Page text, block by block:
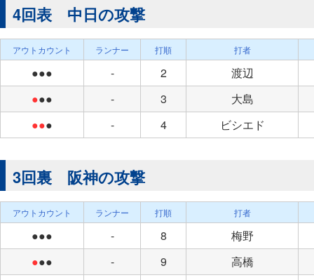
4回表 中日の攻撃
アウトカウント ランナー 打順 打者
●●● - 2
渡辺
●●● - 3
大島
●●● - 4 ビシエド
3回裏 阪神の攻撃
アウトカウント ランナー 打順 打者
●●● - 8
梅野
●●● - 9
高橋